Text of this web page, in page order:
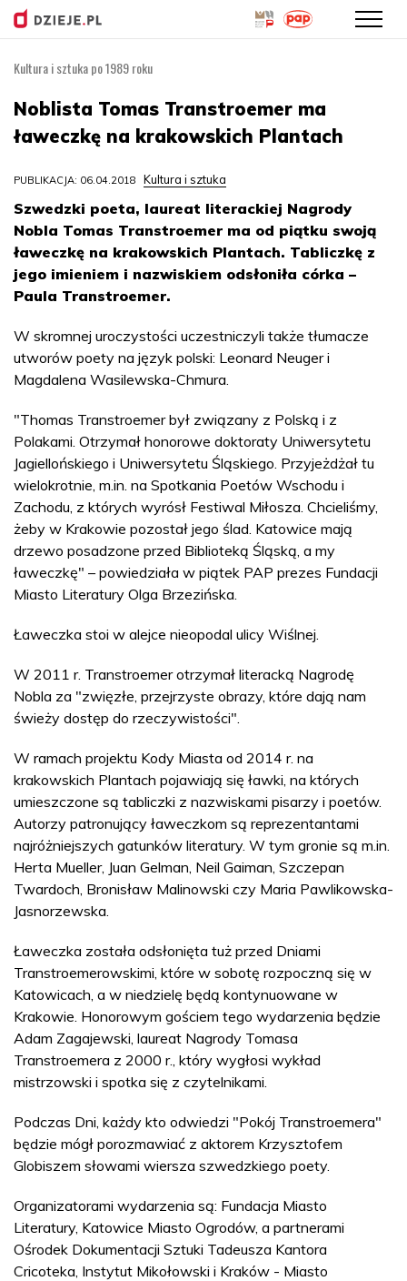
treści
Kultura i sztuka po 1989 roku
Noblista Tomas Transtroemer ma
ławeczkę na krakowskich Plantach
PUBLIKACJA: 06.04.2018 Kultura i sztuka
Szwedzki poeta, laureat literackiej Nagrody
Nobla Tomas Transtroemer ma od piątku swoją
ławeczkę na krakowskich Plantach. Tabliczkę z
jego imieniem i nazwiskiem odsłoniła córka –
Paula Transtroemer.
W skromnej uroczystości uczestniczyli także tłumacze
utworów poety na język polski: Leonard Neuger i
Magdalena Wasilewska-Chmura.
"Thomas Transtroemer był związany z Polską i z
Polakami. Otrzymał honorowe doktoraty Uniwersytetu
Jagiellońskiego i Uniwersytetu Śląskiego. Przyjeżdżał tu
wielokrotnie, m.in. na Spotkania Poetów Wschodu i
Zachodu, z których wyrósł Festiwal Miłosza. Chcieliśmy,
żeby w Krakowie pozostał jego ślad. Katowice mają
drzewo posadzone przed Biblioteką Śląską, a my
ławeczkę" – powiedziała w piątek PAP prezes Fundacji
Miasto Literatury Olga Brzezińska.
Ławeczka stoi w alejce nieopodal ulicy Wiślnej.
W 2011 r. Transtroemer otrzymał literacką Nagrodę
Nobla za "zwięzłe, przejrzyste obrazy, które dają nam
świeży dostęp do rzeczywistości".
W ramach projektu Kody Miasta od 2014 r. na
krakowskich Plantach pojawiają się ławki, na których
umieszczone są tabliczki z nazwiskami pisarzy i poetów.
Autorzy patronujący ławeczkom są reprezentantami
najróżniejszych gatunków literatury. W tym gronie są m.in.
Herta Mueller, Juan Gelman, Neil Gaiman, Szczepan
Twardoch, Bronisław Malinowski czy Maria Pawlikowska-
Jasnorzewska.
Ławeczka została odsłonięta tuż przed Dniami
Transtroemerowskimi, które w sobotę rozpoczną się w
Katowicach, a w niedzielę będą kontynuowane w
Krakowie. Honorowym gościem tego wydarzenia będzie
Adam Zagajewski, laureat Nagrody Tomasa
Transtroemera z 2000 r., który wygłosi wykład
mistrzowski i spotka się z czytelnikami.
Podczas Dni, każdy kto odwiedzi "Pokój Transtroemera"
będzie mógł porozmawiać z aktorem Krzysztofem
Globiszem słowami wiersza szwedzkiego poety.
Organizatorami wydarzenia są: Fundacja Miasto
Literatury, Katowice Miasto Ogrodów, a partnerami
Ośrodek Dokumentacji Sztuki Tadeusza Kantora
Cricoteka, Instytut Mikołowski i Kraków - Miasto